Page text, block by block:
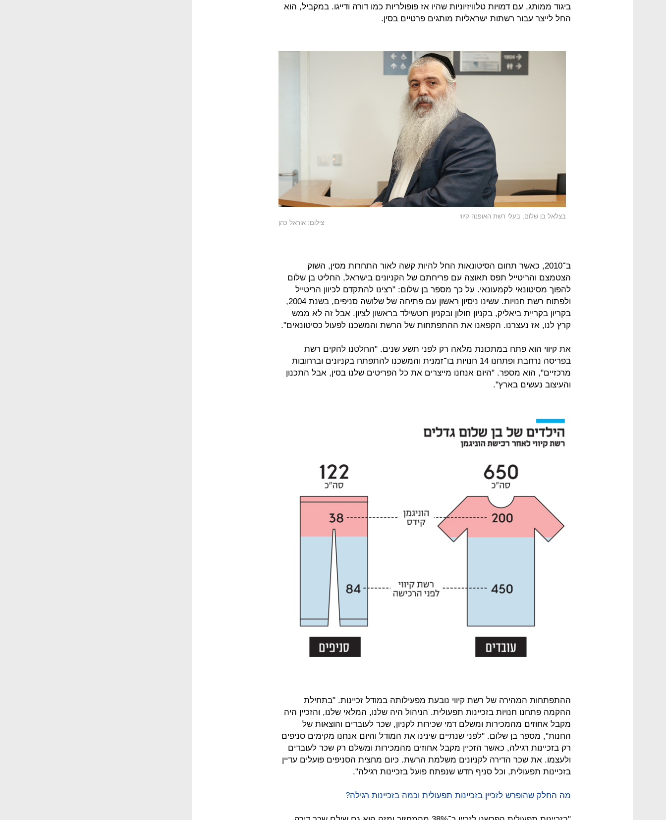
ביגוד ממותג, עם דמויות טלוויזיוניות שהיו אז פופולריות כמו דורה ודייגו. במקביל, הוא
החל לייצר עבור רשתות ישראליות מותגים פרטיים בסין.
בצלאל בן שלום, בעלי רשת האופנה קיווי
צילום: אוראל כהן
ב־2010, כאשר תחום הסיטונאות החל להיות קשה לאור התחרות מסין, השוק
הצטמצם והריטייל תפס תאוצה עם פריחתם של הקניונים בישראל, החליט בן שלום
להפוך מסיטונאי לקמעונאי. על כך מספר בן שלום: "רצינו להתקדם לכיוון הריטייל
ולפתוח רשת חנויות. עשינו ניסיון ראשון עם פתיחה של שלושה סניפים, בשנת 2004,
בקריון בקריית ביאליק, בקניון חולון ובקניון רוטשילד בראשון לציון. אבל זה לא ממש
קרץ לנו, אז נעצרנו. הקפאנו את ההתפתחות של הרשת והמשכנו לפעול כסיטונאים".
את קיווי הוא פתח במתכונת מלאה רק לפני תשע שנים. "החלטנו להקים רשת
בפריסה נרחבת ופתחנו 14 חנויות בו־זמנית והמשכנו להתפתח בקניונים וברחובות
מרכזיים", הוא מספר. "היום אנחנו מייצרים את כל הפריטים שלנו בסין, אבל התכנון
והעיצוב נעשים בארץ".
ההתפתחות המהירה של רשת קיווי נובעת מפעילותה במודל זכיינות. "בתחילת
ההקמה פתחנו חנויות בזכיינות תפעולית. הניהול היה שלנו, המלאי שלנו, והזכיין היה
מקבל אחוזים מהמכירות ומשלם דמי שכירות לקניון, שכר לעובדים והוצאות של
החנות", מספר בן שלום. "לפני שנתיים שינינו את המודל והיום אנחנו מקימים סניפים
רק בזכיינות רגילה, כאשר הזכיין מקבל אחוזים מהמכירות ומשלם רק שכר לעובדים
ולעצמו. את שכר הדירה לקניונים משלמת הרשת. כיום מחצית הסניפים פועלים עדיין
בזכיינות תפעולית, וכל סניף חדש שנפתח פועל בזכיינות רגילה".
מה החלק שהופרש לזכיין בזכיינות תפעולית וכמה בזכיינות רגילה?